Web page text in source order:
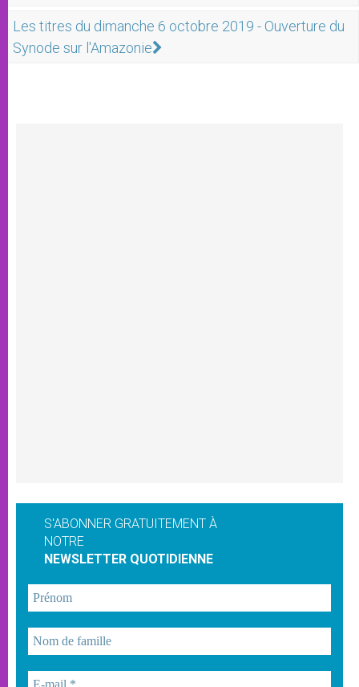
Les titres du dimanche 6 octobre 2019 - Ouverture du
Synode sur l'Amazonie
S'ABONNER GRATUITEMENT À
NOTRE
NEWSLETTER QUOTIDIENNE